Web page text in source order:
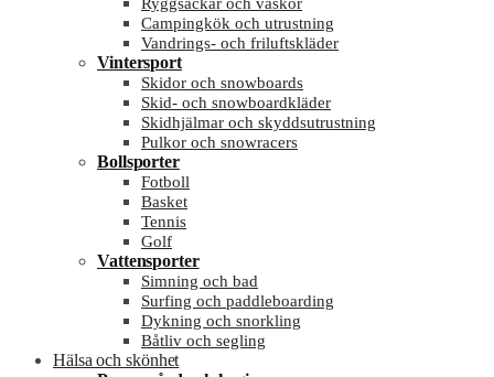
Campingkök och utrustning
Vandrings- och friluftskläder
Vintersport
Skidor och snowboards
Skid- och snowboardkläder
Skidhjälmar och skyddsutrustning
Pulkor och snowracers
Bollsporter
Fotboll
Basket
Tennis
Golf
Vattensporter
Simning och bad
Surfing och paddleboarding
Dykning och snorkling
Båtliv och segling
Hälsa och skönhet